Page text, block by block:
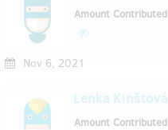
Nov 6, 2021
Amount Contributed
Lenka Kinštová
Amount Contributed